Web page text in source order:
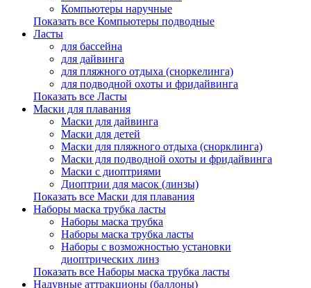
Компьютеры наручные
Показать все Компьютеры подводные
Ласты
для бассейна
для дайвинга
для пляжного отдыха (сноркелинга)
для подводной охоты и фридайвинга
Показать все Ласты
Маски для плавания
Маски для дайвинга
Маски для детей
Маски для пляжного отдыха (снорклинга)
Маски для подводной охоты и фридайвинга
Маски с диоптриями
Диоптрии для масок (линзы)
Показать все Маски для плавания
Наборы маска трубка ласты
Наборы маска трубка
Наборы маска трубка ласты
Наборы с возможностью установки
диоптрических линз
Показать все Наборы маска трубка ласты
Надувные аттракционы (баллоны)